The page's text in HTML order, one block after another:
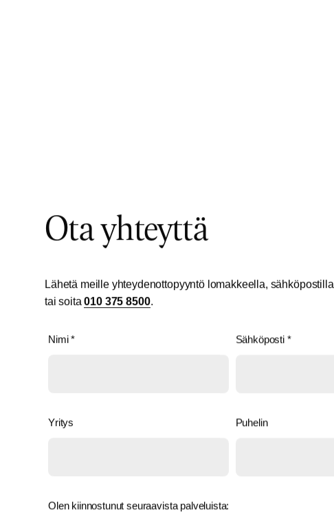
Ota yhteyttä
Lähetä meille yhteydenottopyyntö lomakkeella, sähköpostilla
tai soita010 375 8500.
Nimi* Sähköposti *
Yritys Puhelin
Olen kiinnostunut seuraavista palveluista: